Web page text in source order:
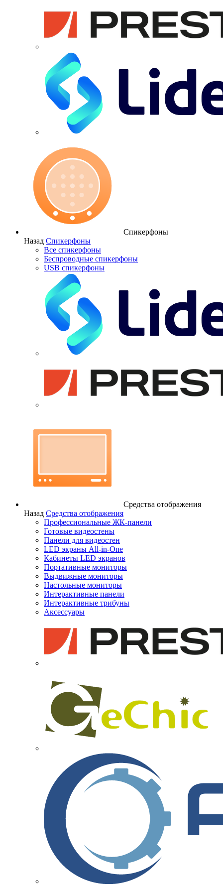
Спикерфоны
Назад Спикерфоны
Все спикерфоны
Беспроводные спикерфоны
USB спикерфоны
Средства отображения
Назад Средства отображения
Профессиональные ЖК-панели
Готовые видеостены
Панели для видеостен
LED экраны All-in-One
Кабинеты LED экранов
Портативные мониторы
Выдвижные мониторы
Настольные мониторы
Интерактивные панели
Интерактивные трибуны
Аксессуары